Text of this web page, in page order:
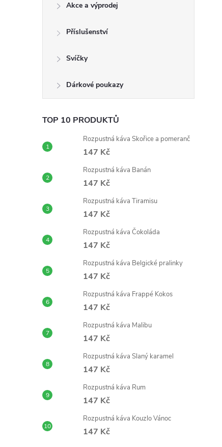
e
Akce a výprodej
Příslušenství
Svíčky
Dárkové poukazy
TOP 10 PRODUKTŮ
Rozpustná káva Skořice a pomeranč
147 Kč
Rozpustná káva Banán
147 Kč
Rozpustná káva Tiramisu
147 Kč
Rozpustná káva Čokoláda
147 Kč
Rozpustná káva Belgické pralinky
147 Kč
Rozpustná káva Frappé Kokos
147 Kč
Rozpustná káva Malibu
147 Kč
Rozpustná káva Slaný karamel
147 Kč
Rozpustná káva Rum
147 Kč
Rozpustná káva Kouzlo Vánoc
147 Kč